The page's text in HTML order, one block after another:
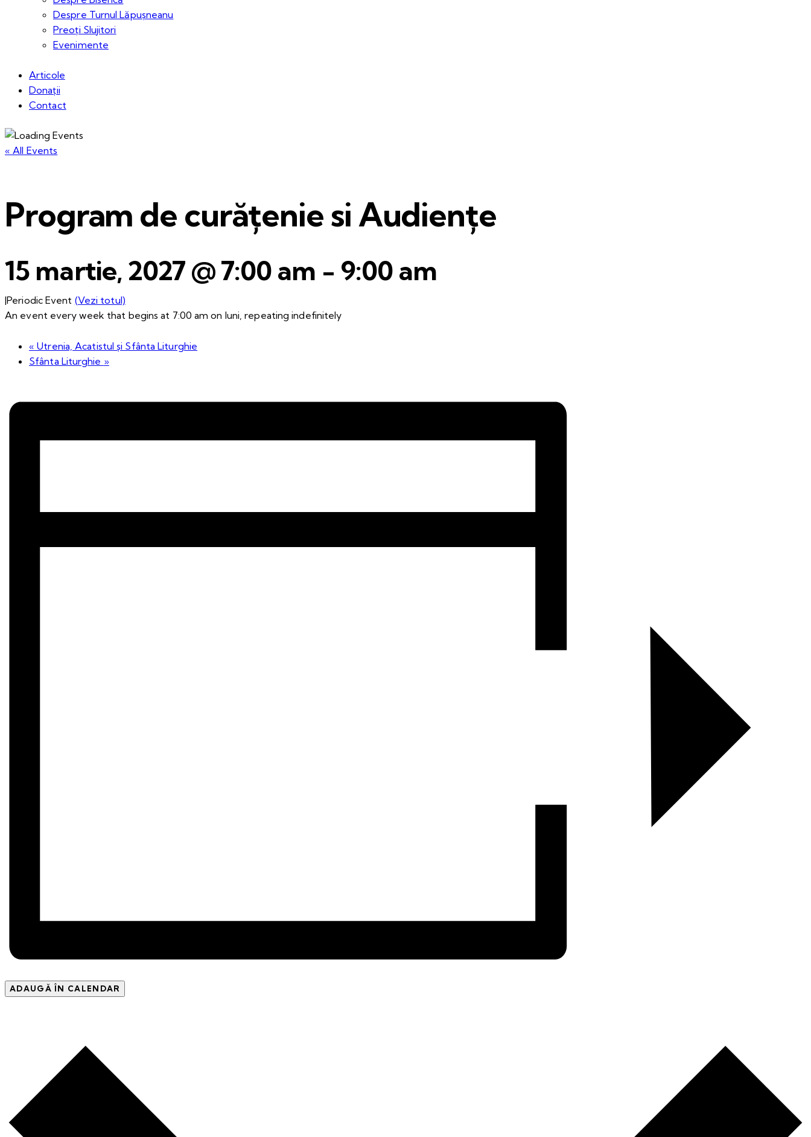
Despre Turnul Lăpușneanu
Preoți Slujitori
Evenimente
Articole
Donații
Contact
« All Events
Program de curățenie si Audiențe
15 martie, 2027 @ 7:00 am - 9:00 am
|Periodic Event (Vezi totul)
An event every week that begins at 7:00 am on luni, repeating indefinitely
« Utrenia, Acatistul și Sfânta Liturghie
Sfânta Liturghie »
ADAUGĂ ÎN CALENDAR